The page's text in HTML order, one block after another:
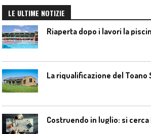
LE ULTIME NOTIZIE
Riaperta dopo i lavori la
La riqualificazione del Toano
Costruendo in luglio: si